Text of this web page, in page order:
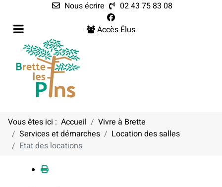
Nous écrire
02 43 75 83 08
Accès Élus
Vous êtes ici : Accueil
Vivre à Brette
Services et démarches
Location des salles
Etat des locations
Calendrier